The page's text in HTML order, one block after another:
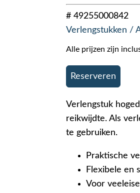
# 49255000842
Verlengstukken /
Alle prijzen zijn
Reserveren
Verlengstuk
reikwijdte. Als
te gebruiken.
Praktische
Flexibele en
Voor